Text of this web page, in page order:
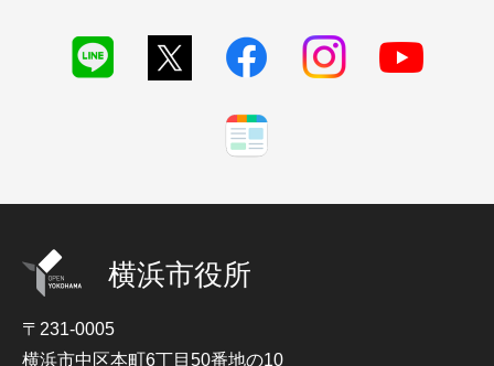
横浜市役所
〒231-0005
横浜市中区本町6丁目50番地の10